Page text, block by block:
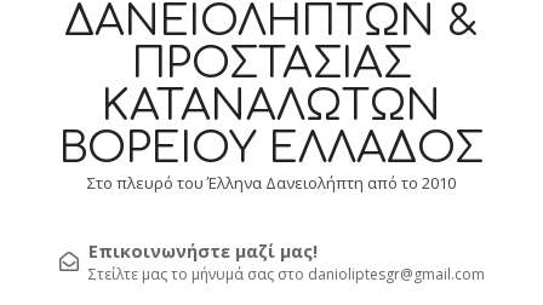
ΔΑΝΕΙΟΛΗΠΤΏΝ &
ΠΡΟΣΤΑΣΊΑΣ
ΚΑΤΑΝΑΛΩΤΏΝ
ΒΟΡΕΊΟΥ ΕΛΛΆΔΟΣ
Στο πλευρό του Έλληνα Δανειολήπτη από το 2010
Επικοινωνήστε μαζί μας!
Στείλτε μας το μήνυμά σας στο danioliptesgr@gmail.com